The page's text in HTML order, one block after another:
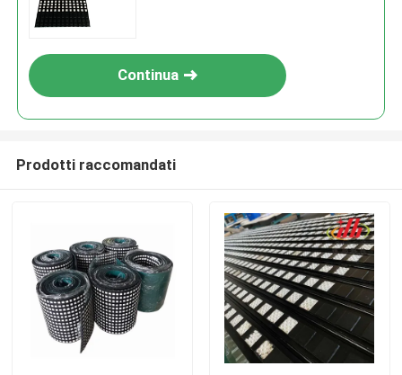
Continua
Prodotti raccomandati